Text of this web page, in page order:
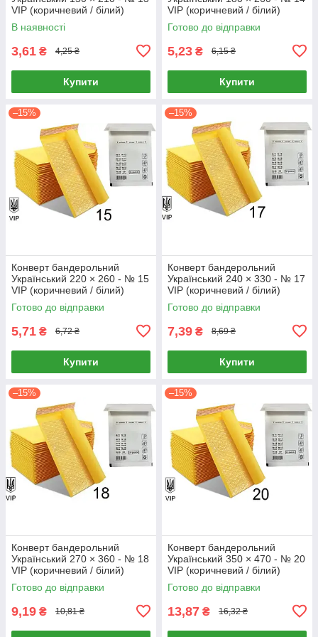
VIP (коричневий / білий)
В наявності
3,61 ₴ 4,25 ₴
Купити
VIP (коричневий / білий)
Готово до відправки
5,23 ₴ 6,15 ₴
Купити
–15%
Конверт бандерольний
Український 220 × 260 - № 15
VIP (коричневий / білий)
Готово до відправки
5,71 ₴ 6,72 ₴
Купити
–15%
Конверт бандерольний
Український 240 × 330 - № 17
VIP (коричневий / білий)
Готово до відправки
7,39 ₴ 8,69 ₴
Купити
–15%
Конверт бандерольний
Український 270 × 360 - № 18
VIP (коричневий / білий)
Готово до відправки
9,19 ₴ 10,81 ₴
–15%
Конверт бандерольний
Український 350 × 470 - № 20
VIP (коричневий / білий)
Готово до відправки
13,87 ₴ 16,32 ₴